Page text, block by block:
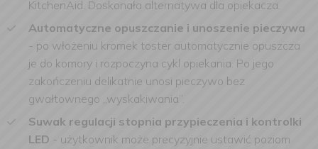
KitchenAid. Doskonała alternatywa dla opiekacza.
Automatyczne opuszczanie i unoszenie pieczywa
- po włożeniu kromek toster automatycznie opuszcza
je do komory i rozpoczyna cykl opiekania. Po jego
zakończeniu delikatnie unosi pieczywo bez
gwałtownego „wyskakiwania”.
Suwak regulacji stopnia przypieczenia i kontrolki
LED - użytkownik może precyzyjnie ustawić poziom